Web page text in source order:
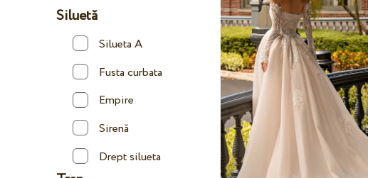
Siluetă
Silueta A
Fusta curbata
Empire
Sirenă
Drept silueta